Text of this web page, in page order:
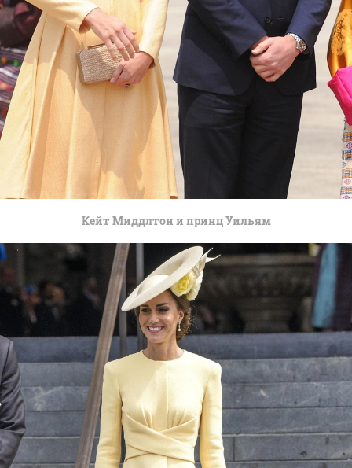
Кейт Миддлтон и принц Уильям